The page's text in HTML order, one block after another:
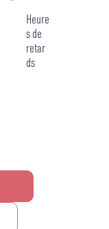
Heure
s de
retar
ds